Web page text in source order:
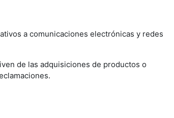
a comunicaciones electrónicas y redes
de las adquisiciones de productos o